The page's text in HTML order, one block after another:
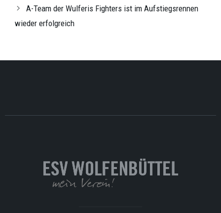
A-Team der Wulferis Fighters ist im Aufstiegsrennen
wieder erfolgreich